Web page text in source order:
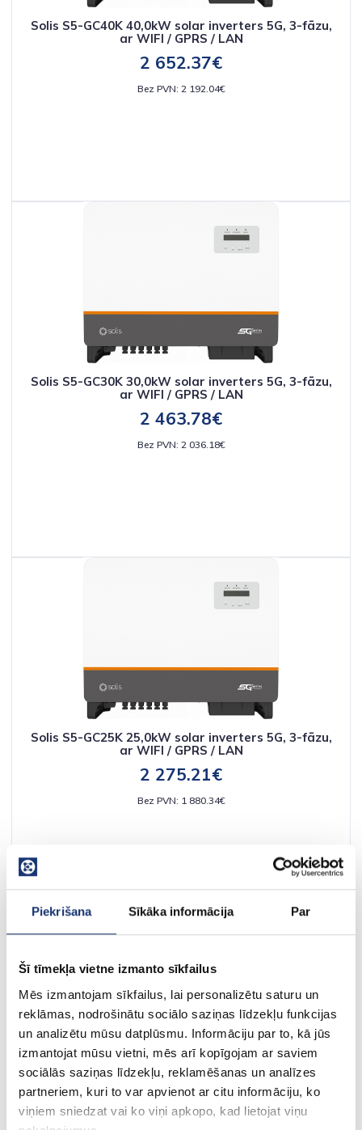
Piekrišana Sīkāka informācija Par
Šī tīmekļa vietne izmanto sīkfailus
Mēs izmantojam sīkfailus, lai personalizētu saturu un
reklāmas, nodrošinātu sociālo saziņas līdzekļu funkcijas
un analizētu mūsu datplūsmu. Informāciju par to, kā jūs
izmantojat mūsu vietni, mēs arī kopīgojam ar saviem
sociālās saziņas līdzekļu, reklamēšanas un analīzes
partneriem, kuri to var apvienot ar citu informāciju, ko
viņiem sniedzat vai ko viņi apkopo, kad lietojat viņu
Solis S5-GC40K 40,0kW solar inverters 5G, 3-fāzu,
ar WIFI / GPRS / LAN
2 652.37€
Bez PVN: 2 192.04€
Solis S5-GC30K 30,0kW solar inverters 5G, 3-fāzu,
ar WIFI / GPRS / LAN
2 463.78€
Bez PVN: 2 036.18€
Solis S5-GC25K 25,0kW solar inverters 5G, 3-fāzu,
ar WIFI / GPRS / LAN
2 275.21€
Bez PVN: 1 880.34€
Solis S5-GR3P20K 20,0kW solar inverters 4G, 3-
fāzu, ar WIFI / GPRS / LAN